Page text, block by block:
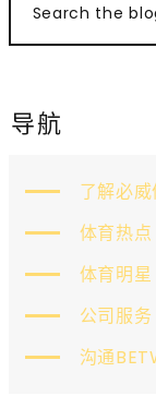
Search the
导航
了解必
体育热点
体育明星
公司服务
沟通